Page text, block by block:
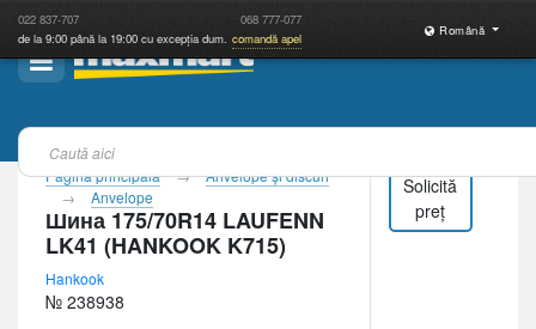
022 837-707 068 777-077
de la 9:00 până la 19:00 cu excepția dum. comandă apel
Română
Pagina principală
Anvelope şi discuri
Anvelope
Шина 175/70R14 LAUFENN
LK41 (HANKOOK K715)
Hankook
№ 238938
Solicită
preț